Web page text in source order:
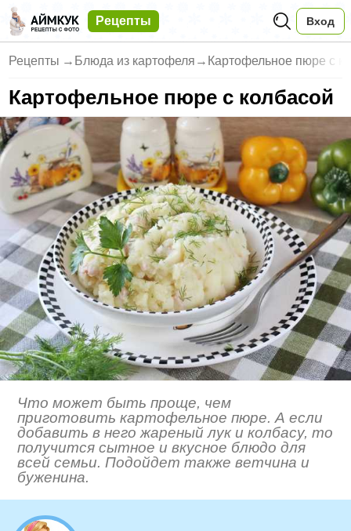
Рецепты Вход
Рецепты → Блюда из картофеля → Картофельное пюре с
Картофельное пюре с колбасой
Что может быть проще, чем
приготовить картофельное пюре. А если
добавить в него жареный лук и колбасу, то
получится сытное и вкусное блюдо для
всей семьи. Подойдет также ветчина и
буженина.